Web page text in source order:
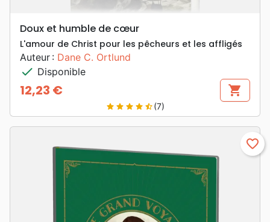
Doux et humble de cœur
L'amour de Christ pour les pêcheurs et les affligés
Auteur : Dane C. Ortlund
check Disponible
Prix
12,23 € shopping_cart
star star star star star_half(7)
favorite_border